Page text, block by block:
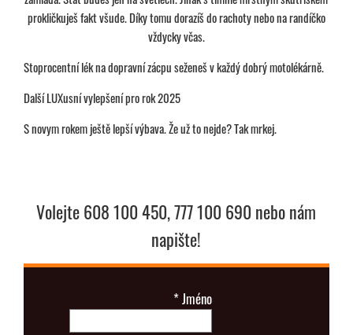
Volejte 608 100 450, 777 100 690 nebo nám
napište!
*Jméno
prokličkuješ fakt všude. Díky tomu dorazíš do rachoty nebo na randíčko
vždycky včas.
Stoprocentní lék na dopravní zácpu seženeš v každý dobrý motolékárně.
Další LUXusní vylepšení pro rok 2025
S novym rokem ještě lepší výbava. Že už to nejde? Tak mrkej.